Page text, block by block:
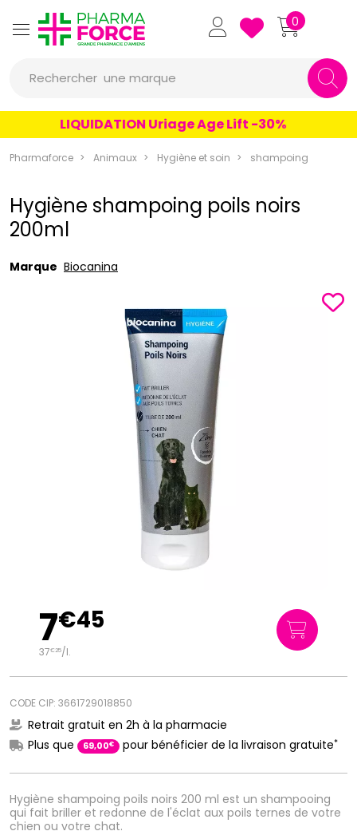
Pharmaforce Grande Pharmacie
0
Rechercher
un produit
une marque
LIQUIDATION Uriage Age Lift -30%
Pharmaforce Animaux Hygiène et soin shampoing
Hygiène shampoing poils noirs
200ml
Marque Biocanina
Hygiène shampoing poils noirs 200 ml est un shampooing
qui fait briller et redonne de l'éclat aux poils ternes de votre
chien ou votre chat.
7€45
37€25/l.
CODE CIP: 3661729018850
Retrait gratuit en 2h à la pharmacie
Plus que
69,00€ pour bénéficier de la livraison gratuite*